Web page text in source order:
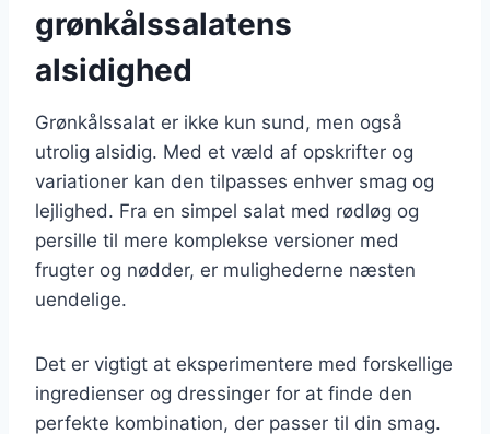
grønkålssalatens
alsidighed
Grønkålssalat er ikke kun sund, men også
utrolig alsidig. Med et væld af opskrifter og
variationer kan den tilpasses enhver smag og
lejlighed. Fra en simpel salat med rødløg og
persille til mere komplekse versioner med
frugter og nødder, er mulighederne næsten
uendelige.
Det er vigtigt at eksperimentere med forskellige
ingredienser og dressinger for at finde den
perfekte kombination, der passer til din smag.